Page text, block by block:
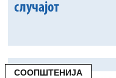
случајот
СООПШТЕНИЈА